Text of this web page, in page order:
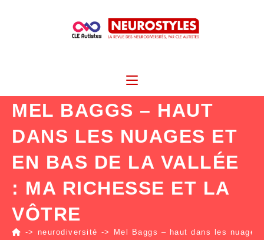
MEL BAGGS – HAUT
DANS LES NUAGES ET
EN BAS DE LA VALLÉE
: MA RICHESSE ET LA
VÔTRE
-> neurodiversité -> Mel Baggs – haut dans les